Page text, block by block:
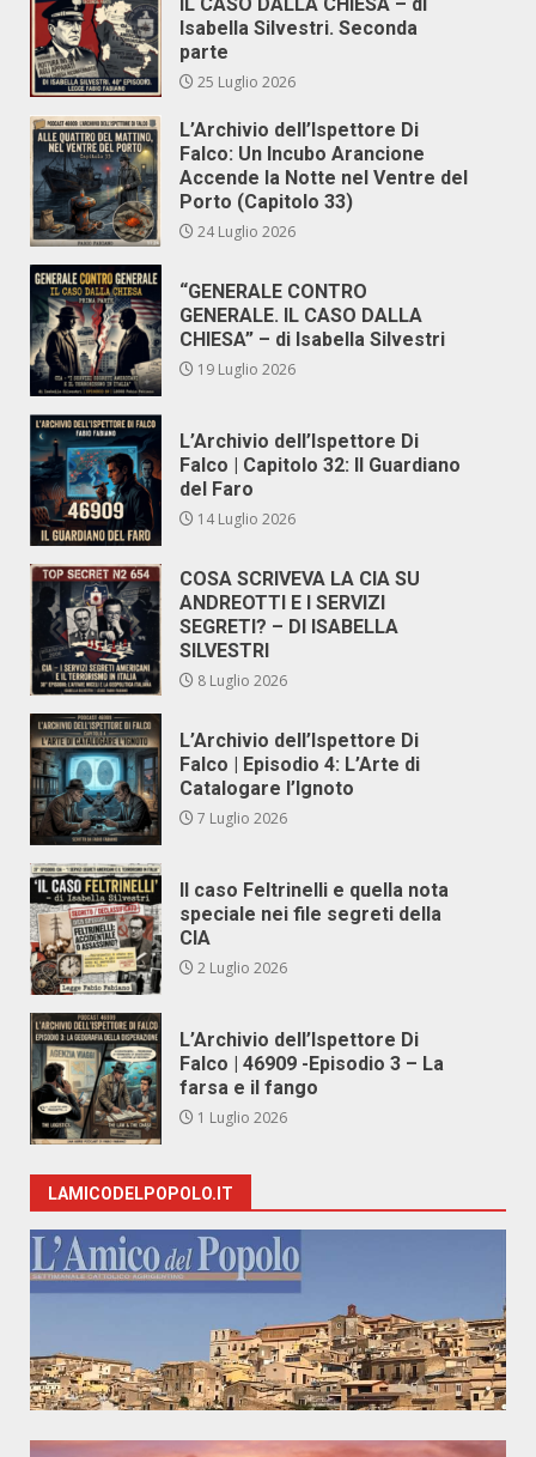
Isabella Silvestri. Seconda
parte
25 Luglio 2026
L’Archivio dell’Ispettore Di
Falco: Un Incubo Arancione
Accende la Notte nel Ventre del
Porto (Capitolo 33)
24 Luglio 2026
“GENERALE CONTRO
GENERALE. IL CASO DALLA
CHIESA” – di Isabella Silvestri
19 Luglio 2026
L’Archivio dell’Ispettore Di
Falco | Capitolo 32: Il Guardiano
del Faro
14 Luglio 2026
COSA SCRIVEVA LA CIA SU
ANDREOTTI E I SERVIZI
SEGRETI? – DI ISABELLA
SILVESTRI
8 Luglio 2026
L’Archivio dell’Ispettore Di
Falco | Episodio 4: L’Arte di
Catalogare l’Ignoto
7 Luglio 2026
Il caso Feltrinelli e quella nota
speciale nei file segreti della
CIA
2 Luglio 2026
L’Archivio dell’Ispettore Di
Falco | 46909 -Episodio 3 – La
farsa e il fango
1 Luglio 2026
LAMICODELPOPOLO.IT